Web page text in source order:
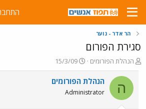
הר אדר - נוער
סגירת הפורום
פ
ו
ת
ח
ה
הנהלת הפורומים
פ
ו
ר
ם
15/3/09
ה הנהלת הפורומים
Administrator